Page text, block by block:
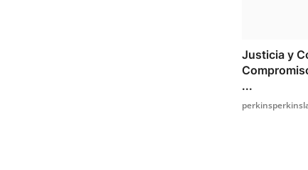
Justicia y
...